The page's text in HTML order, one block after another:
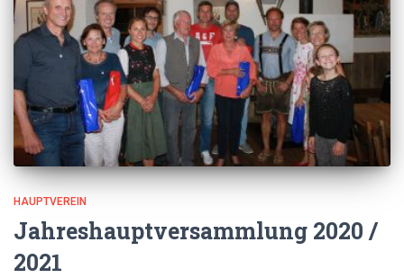
HAUPTVEREIN
Jahreshauptversammlung 2020 /
2021